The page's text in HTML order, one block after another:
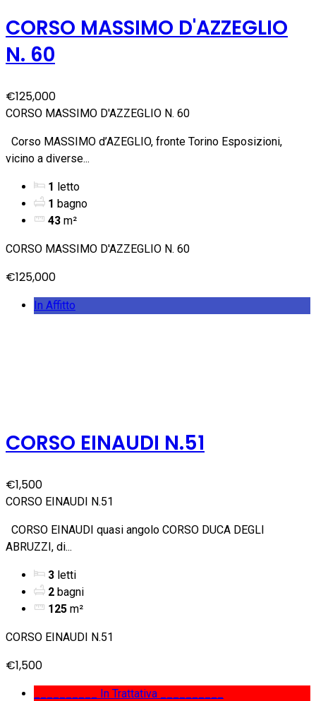
CORSO MASSIMO D'AZZEGLIO
N. 60
€125,000
CORSO MASSIMO D'AZZEGLIO N. 60
Corso MASSIMO d’AZEGLIO, fronte Torino Esposizioni,
vicino a diverse...
1 letto
1 bagno
43 m²
CORSO MASSIMO D'AZZEGLIO N. 60
€125,000
In Affitto
CORSO EINAUDI N.51
€1,500
CORSO EINAUDI N.51
CORSO EINAUDI quasi angolo CORSO DUCA DEGLI
ABRUZZI, di...
3 letti
2 bagni
125 m²
CORSO EINAUDI N.51
€1,500
__________ In Trattativa __________